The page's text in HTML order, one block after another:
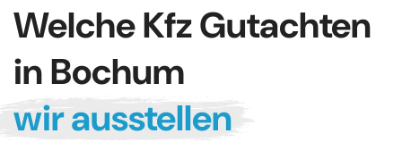
Welche Kfz Gutachten
in Bochum
wir ausstellen